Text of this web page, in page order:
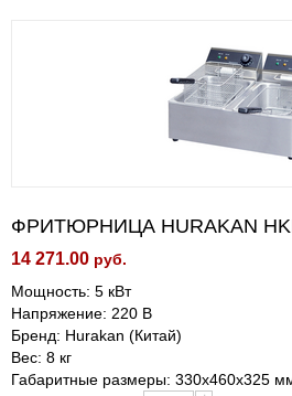
ФРИТЮРНИЦА HURAKAN
14 271.00 руб.
Мощность: 5 кВт
Напряжение: 220 В
Бренд: Hurakan (Китай)
Вес: 8 кг
Габаритные размеры: 330x460x325